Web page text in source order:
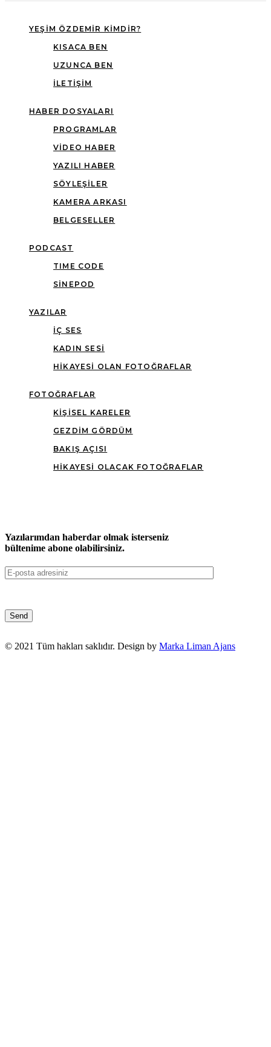
YEŞIM ÖZDEMIR KIMDIR?
KISACA BEN
UZUNCA BEN
İLETIŞIM
HABER DOSYALARI
PROGRAMLAR
VIDEO HABER
YAZILI HABER
SÖYLEŞILER
KAMERA ARKASI
BELGESELLER
PODCAST
TIME CODE
SINEPOD
YAZILAR
İÇ SES
KADIN SESI
HIKAYESI OLAN FOTOĞRAFLAR
FOTOĞRAFLAR
KIŞISEL KARELER
GEZDIM GÖRDÜM
BAKIŞ AÇISI
HIKAYESI OLACAK FOTOĞRAFLAR
Yazılarımdan haberdar olmak isterseniz
bültenime abone olabilirsiniz.
© 2021 Tüm hakları saklıdır. Design by Marka Liman Ajans